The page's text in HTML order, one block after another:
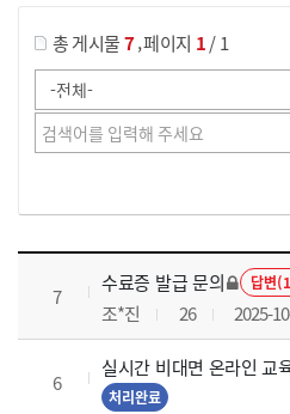
총 게시물7,페이지 1/ 1
국가회계의 활용 과정 목록 으로 번호, 제목, 작성자, 조회수, 등록 일로 나열 되고 있습니다.
7
수료증 발급 문의 답변
조*진 26 2025-
6
실시간 비대면 온라인 교
처리완료